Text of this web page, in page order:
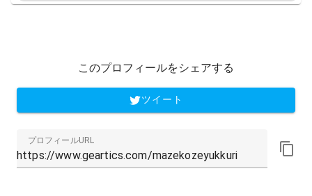
このプロフィールをシェアする
ツイート
プロフィールURL